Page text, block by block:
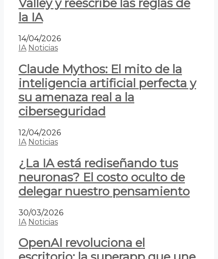
Valley y reescribe las reglas de
la IA
14/04/2026
IA Noticias
Claude Mythos: El mito de la
inteligencia artificial perfecta y
su amenaza real a la
ciberseguridad
12/04/2026
IA Noticias
¿La IA está rediseñando tus
neuronas? El costo oculto de
delegar nuestro pensamiento
30/03/2026
IA Noticias
OpenAI revoluciona el